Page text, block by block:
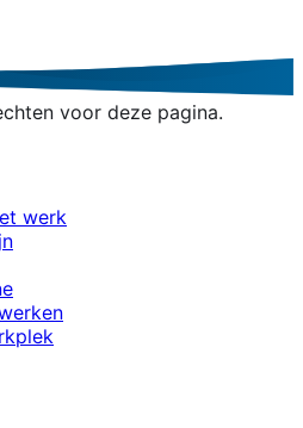
voor deze pagina.
werk